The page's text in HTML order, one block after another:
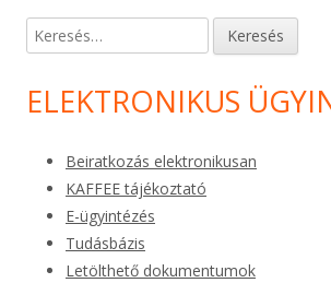
Keresés:
ELEKTRONIKUS
Beiratkozás elektronikusan
KAFFEE tájékoztató
E-ügyintézés
Tudásbázis
Letölthető dokumentumok